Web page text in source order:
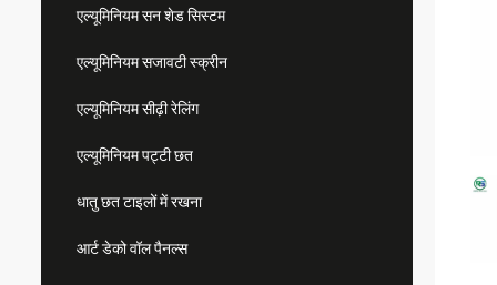
एल्यूमिनियम सन शेड सिस्टम
एल्यूमिनियम सजावटी स्क्रीन
एल्यूमिनियम सीढ़ी रेलिंग
एल्यूमिनियम पट्टी छत
धातु छत टाइलों में रखना
आर्ट डेको वॉल पैनल्स